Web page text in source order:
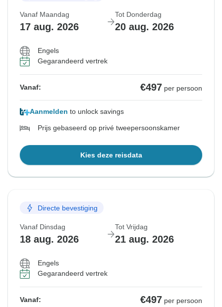
Vanaf Maandag
17 aug. 2026
Tot Donderdag
20 aug. 2026
Engels
Gegarandeerd vertrek
Vanaf: €497 per persoon
Aanmelden to unlock savings
Prijs gebaseerd op privé tweepersoonskamer
Kies deze reisdata
Directe bevestiging
Vanaf Dinsdag
18 aug. 2026
Tot Vrijdag
21 aug. 2026
Engels
Gegarandeerd vertrek
Vanaf: €497 per persoon